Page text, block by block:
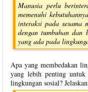
Manusia perlu
memenuhi
interaksi pada sesama
dengan tumbuhan dan
yang ada pada
Apa yang membedakan
yang lebih penting untuk
lingkungan sosial?